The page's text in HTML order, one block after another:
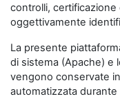
controlli,
oggettivamente
La presente
di sistema (Apache) e
vengono conservate
automatizzata